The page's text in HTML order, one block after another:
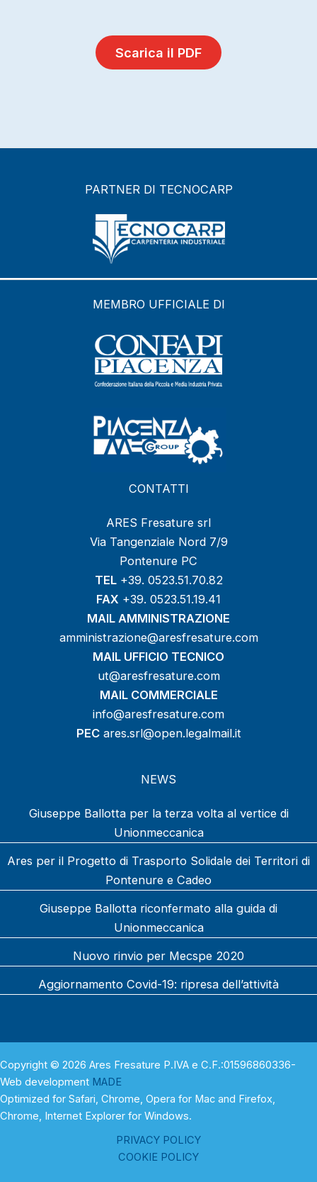
Scarica il PDF
PARTNER DI TECNOCARP
MEMBRO UFFICIALE DI
CONTATTI
ARES Fresature srl
Via Tangenziale Nord 7/9
Pontenure PC
TEL+39. 0523.51.70.82
FAX +39. 0523.51.19.41
MAIL AMMINISTRAZIONE
amministrazione@aresfresature.com
MAIL UFFICIO TECNICO
ut@aresfresature.com
MAIL COMMERCIALE
info@aresfresature.com
PECares.srl@open.legalmail.it
NEWS
Giuseppe Ballotta per la terza volta al vertice di
Unionmeccanica
Ares per il Progetto di Trasporto Solidale dei Territori di
Pontenure e Cadeo
Giuseppe Ballotta riconfermato alla guida di
Unionmeccanica
Nuovo rinvio per Mecspe 2020
Aggiornamento Covid-19: ripresa dell’attività
Copyright © 2026 Ares Fresature P.IVA e C.F.:01596860336-
Web development MADE
Optimized for Safari, Chrome, Opera for Mac and Firefox,
Chrome, Internet Explorer for Windows.
PRIVACY POLICY
COOKIE POLICY